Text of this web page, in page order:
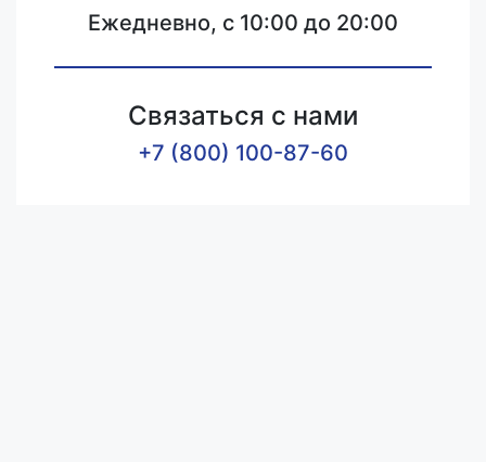
Ежедневно, с 10:00 до 20:00
Связаться с нами
+7 (800) 100-87-60